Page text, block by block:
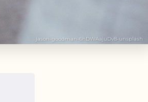
jason-goodman-6hDWAajuDv8-unsplash